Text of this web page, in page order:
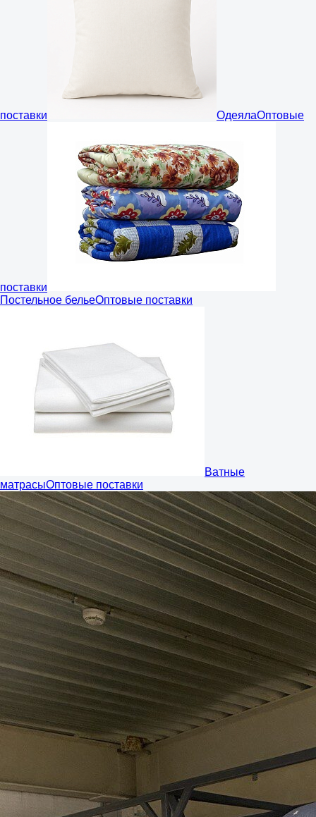
поставки ОдеялаОптовые
поставки
Постельное бельеОптовые поставки
Ватные
матрасыОптовые поставки